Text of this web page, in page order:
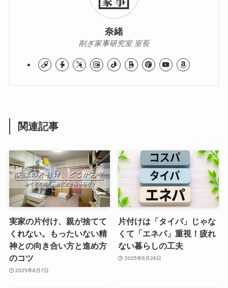
奈緒
削ぎ家事研究室 室長
関連記事
実家の片付け、親が捨てて
くれない。もったいない精
神との向き合い方と進め方
のコツ
2025年8月7日
片付けは「タイパ」じゃな
くて「エネパ」重視！疲れ
ない暮らしの工夫
2025年6月26日